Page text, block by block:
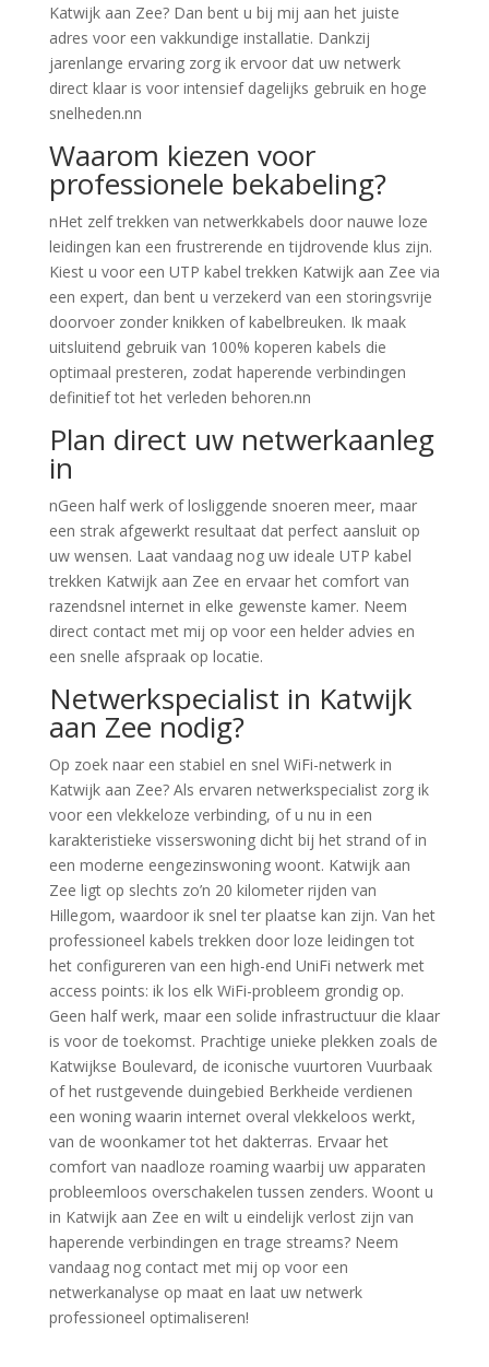
Katwijk aan Zee? Dan bent u bij mij aan het juiste
adres voor een vakkundige installatie. Dankzij
jarenlange ervaring zorg ik ervoor dat uw netwerk
direct klaar is voor intensief dagelijks gebruik en hoge
snelheden.nn
Waarom kiezen voor
professionele bekabeling?
nHet zelf trekken van netwerkkabels door nauwe loze
leidingen kan een frustrerende en tijdrovende klus zijn.
Kiest u voor een UTP kabel trekken Katwijk aan Zee via
een expert, dan bent u verzekerd van een storingsvrije
doorvoer zonder knikken of kabelbreuken. Ik maak
uitsluitend gebruik van 100% koperen kabels die
optimaal presteren, zodat haperende verbindingen
definitief tot het verleden behoren.nn
Plan direct uw netwerkaanleg
in
nGeen half werk of losliggende snoeren meer, maar
een strak afgewerkt resultaat dat perfect aansluit op
uw wensen. Laat vandaag nog uw ideale UTP kabel
trekken Katwijk aan Zee en ervaar het comfort van
razendsnel internet in elke gewenste kamer. Neem
direct contact met mij op voor een helder advies en
een snelle afspraak op locatie.
Netwerkspecialist in Katwijk
aan Zee nodig?
Op zoek naar een stabiel en snel WiFi-netwerk in
Katwijk aan Zee? Als ervaren netwerkspecialist zorg ik
voor een vlekkeloze verbinding, of u nu in een
karakteristieke visserswoning dicht bij het strand of in
een moderne eengezinswoning woont. Katwijk aan
Zee ligt op slechts zo’n 20 kilometer rijden van
Hillegom, waardoor ik snel ter plaatse kan zijn. Van het
professioneel kabels trekken door loze leidingen tot
het configureren van een high-end UniFi netwerk met
access points: ik los elk WiFi-probleem grondig op.
Geen half werk, maar een solide infrastructuur die klaar
is voor de toekomst. Prachtige unieke plekken zoals de
Katwijkse Boulevard, de iconische vuurtoren Vuurbaak
of het rustgevende duingebied Berkheide verdienen
een woning waarin internet overal vlekkeloos werkt,
van de woonkamer tot het dakterras. Ervaar het
comfort van naadloze roaming waarbij uw apparaten
probleemloos overschakelen tussen zenders. Woont u
in Katwijk aan Zee en wilt u eindelijk verlost zijn van
haperende verbindingen en trage streams? Neem
vandaag nog contact met mij op voor een
netwerkanalyse op maat en laat uw netwerk
professioneel optimaliseren!